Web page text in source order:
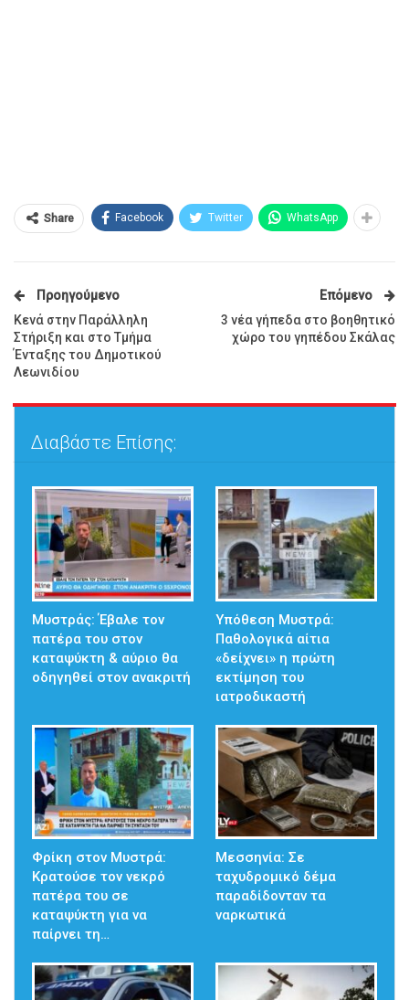
Share Facebook Twitter WhatsApp
Προηγούμενο
Κενά στην Παράλληλη
Στήριξη και στο Τμήμα
Ένταξης του Δημοτικού
Λεωνιδίου
Επόμενο
3 νέα γήπεδα στο βοηθητικό
χώρο του γηπέδου Σκάλας
Διαβάστε Επίσης:
Μυστράς: Έβαλε τον
πατέρα του στον
καταψύκτη & αύριο θα
οδηγηθεί στον ανακριτή
Υπόθεση Μυστρά:
Παθολογικά αίτια
«δείχνει» η πρώτη
εκτίμηση του
ιατροδικαστή
Φρίκη στον Μυστρά:
Κρατούσε τον νεκρό
πατέρα του σε
καταψύκτη για να
παίρνει τη…
Μεσσηνία: Σε
ταχυδρομικό δέμα
παραδίδονταν τα
ναρκωτικά